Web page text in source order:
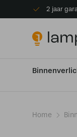
2 jaar
Home